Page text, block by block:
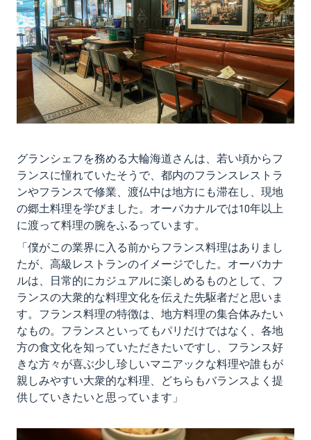
グランシェフを務める大輪海道さんは、若い頃からフ
ランスに憧れていたそうで、都内のフランスレストラ
ンやフランスで修業、渡仏中は地方にも滞在し、現地
の郷土料理を学びました。オーバカナルでは10年以上
に渡って料理の腕をふるっています。
「僕がこの業界に入る前からフランス料理はありまし
たが、高級レストランのイメージでした。オーバカナ
ルは、日常的にカジュアルに楽しめるものとして、フ
ランスの大衆的な料理文化を伝えた先駆者だと思いま
す。フランス料理の特徴は、地方料理の集合体みたい
なもの。フランスといってもパリだけではなく、各地
方の食文化を知っていただきたいですし、フランス好
きな方々が喜ぶ少し珍しいマニアックな料理や誰もが
親しみやすい大衆的な料理、どちらもバランスよく提
供していきたいと思っています」